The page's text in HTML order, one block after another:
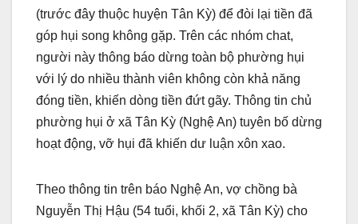
(trước đây thuộc huyện Tân Kỳ) để đòi lại tiền đã
góp hụi song không gặp. Trên các nhóm chat,
người này thông báo dừng toàn bộ phường hụi
với lý do nhiều thành viên không còn khả năng
đóng tiền, khiến dòng tiền đứt gãy. Thông tin chủ
phường hụi ở xã Tân Kỳ (Nghệ An) tuyên bố dừng
hoạt động, vỡ hụi đã khiến dư luận xôn xao.
Theo thông tin trên báo Nghệ An, vợ chồng bà
Nguyễn Thị Hậu (54 tuổi, khối 2, xã Tân Kỳ) cho